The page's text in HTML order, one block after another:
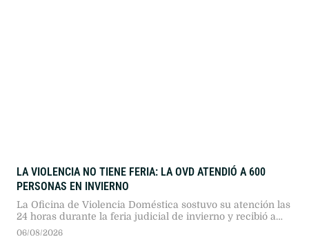
LA VIOLENCIA NO TIENE FERIA: LA OVD ATENDIÓ A 600
PERSONAS EN INVIERNO
La Oficina de Violencia Doméstica sostuvo su atención las
24 horas durante la feria judicial de invierno y recibió a
600 personas, un 8% más que el año pasado. El 97% de las
06/08/2026